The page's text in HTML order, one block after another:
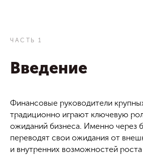
ЧАСТЬ 1
Введение
Финансовые руководители
традиционно играют ключевую
ожиданий бизнеса. Именно через
переводят свои ожидания от
и внутренних возможностей